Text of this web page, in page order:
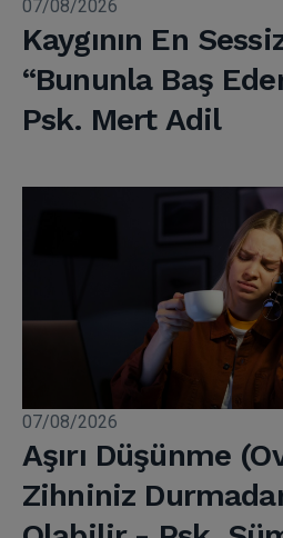
07/08/2026
Kaygının En
“Bununla Baş
Psk. Mert Adil
07/08/2026
Aşırı Düşünme
Zihniniz